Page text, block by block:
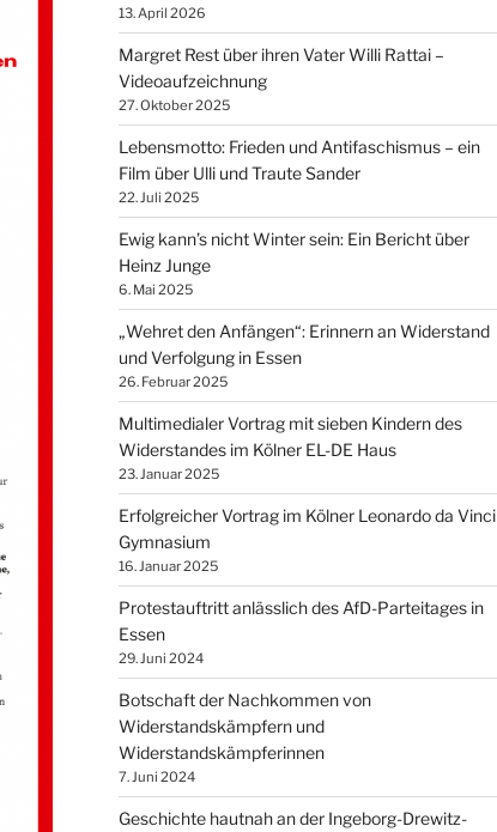
13. April 2026
Margret Rest über ihren Vater Willi Rattai –
Videoaufzeichnung
27. Oktober 2025
Lebensmotto: Frieden und Antifaschismus – ein
Film über Ulli und Traute Sander
22. Juli 2025
Ewig kann’s nicht Winter sein: Ein Bericht über
Heinz Junge
6. Mai 2025
„Wehret den Anfängen“: Erinnern an Widerstand
und Verfolgung in Essen
26. Februar 2025
Multimedialer Vortrag mit sieben Kindern des
Widerstandes im Kölner EL-DE Haus
23. Januar 2025
Erfolgreicher Vortrag im Kölner Leonardo da Vinci
Gymnasium
16. Januar 2025
Protestauftritt anlässlich des AfD-Parteitages in
Essen
29. Juni 2024
Botschaft der Nachkommen von
Widerstandskämpfern und
Widerstandskämpferinnen
7. Juni 2024
Geschichte hautnah an der Ingeborg-Drewitz-